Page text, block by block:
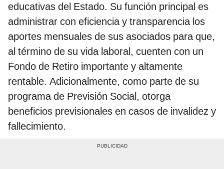
educativas del Estado. Su función principal es
administrar con eficiencia y transparencia los
aportes mensuales de sus asociados para que,
al término de su vida laboral, cuenten con un
Fondo de Retiro importante y altamente
rentable. Adicionalmente, como parte de su
programa de Previsión Social, otorga
beneficios previsionales en casos de invalidez y
fallecimiento.